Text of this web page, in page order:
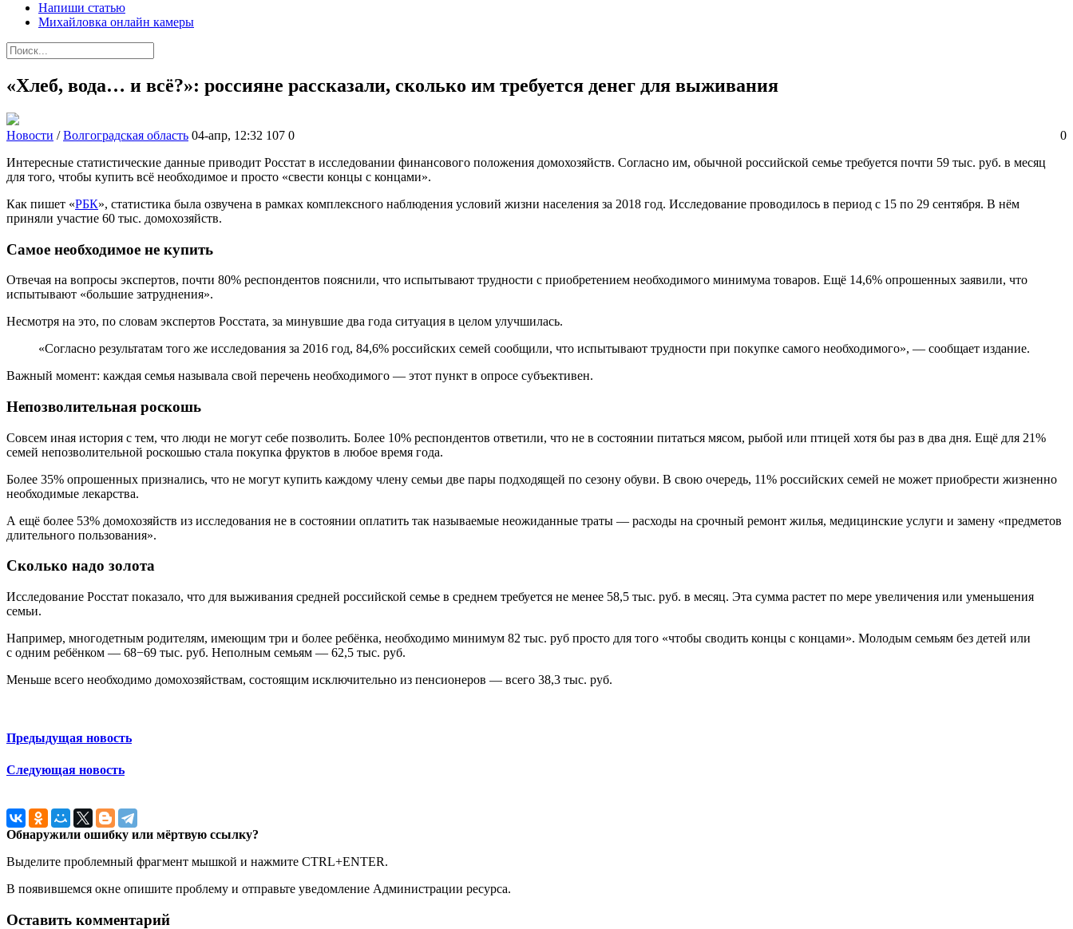
Напиши статью
Михайловка онлайн камеры
«Хлеб, вода… и всё?»: россияне рассказали, сколько им требуется денег для выживания
Новости /Волгоградская область 04-апр, 12:32 107 0
0
Интересные статистические данные приводит Росстат в исследовании финансового положения домохозяйств. Согласно им, обычной российской семье требуется почти 59 тыс. руб. в месяц
для того, чтобы купить всё необходимое и просто «свести концы с концами».
Как пишет «РБК», статистика была озвучена в рамках комплексного наблюдения условий жизни населения за 2018 год. Исследование проводилось в период с 15 по 29 сентября. В нём
приняли участие 60 тыс. домохозяйств.
Самое необходимое не купить
Отвечая на вопросы экспертов, почти 80% респондентов пояснили, что испытывают трудности с приобретением необходимого минимума товаров. Ещё 14,6% опрошенных заявили, что
испытывают «большие затруднения».
Несмотря на это, по словам экспертов Росстата, за минувшие два года ситуация в целом улучшилась.
«Согласно результатам того же исследования за 2016 год, 84,6% российских семей сообщили, что испытывают трудности при покупке самого необходимого», — сообщает издание.
Важный момент: каждая семья называла свой перечень необходимого — этот пункт в опросе субъективен.
Непозволительная роскошь
Совсем иная история с тем, что люди не могут себе позволить. Более 10% респондентов ответили, что не в состоянии питаться мясом, рыбой или птицей хотя бы раз в два дня. Ещё для 21%
семей непозволительной роскошью стала покупка фруктов в любое время года.
Более 35% опрошенных признались, что не могут купить каждому члену семьи две пары подходящей по сезону обуви. В свою очередь, 11% российских семей не может приобрести жизненно
необходимые лекарства.
А ещё более 53% домохозяйств из исследования не в состоянии оплатить так называемые неожиданные траты — расходы на срочный ремонт жилья, медицинские услуги и замену «предметов
длительного пользования».
Сколько надо золота
Исследование Росстат показало, что для выживания средней российской семье в среднем требуется не менее 58,5 тыс. руб. в месяц. Эта сумма растет по мере увеличения или уменьшения
семьи.
Например, многодетным родителям, имеющим три и более ребёнка, необходимо минимум 82 тыс. руб просто для того «чтобы сводить концы с концами». Молодым семьям без детей или
с одним ребёнком — 68−69 тыс. руб. Неполным семьям — 62,5 тыс. руб.
Меньше всего необходимо домохозяйствам, состоящим исключительно из пенсионеров — всего 38,3 тыс. руб.
Предыдущая новость
Следующая новость
Обнаружили ошибку или мёртвую ссылку?
Выделите проблемный фрагмент мышкой и нажмите CTRL+ENTER.
В появившемся окне опишите проблему и отправьте уведомление Администрации ресурса.
Оставить комментарий